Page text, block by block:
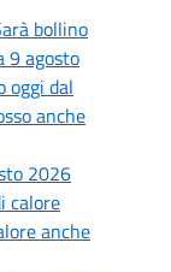
bollino
9 agosto
oggi dal
anche
2026
calore
anche